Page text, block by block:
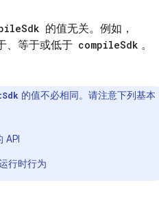
的值无关。例如，
、等于或低于 compileSdk 。
的值不必相同。请注意下列基本
API
行时行为